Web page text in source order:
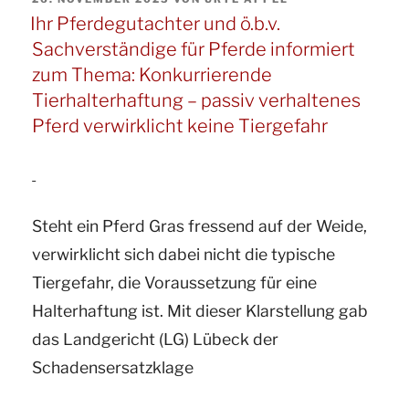
Pferden“
ö.b.v.
Sachverständige
für
Pferde
informiert
die
Tierhalterhaftung,
wenn
ein
Pony
beim
AM
Ihr Pferdegutachter und ö.b.v.
Sachverständige für Pferde informiert
zum Thema: Konkurrierende
Tierhalterhaftung – passiv verhaltenes
Pferd verwirklicht keine Tiergefahr
Steht ein Pferd Gras fressend auf der Weide,
verwirklicht sich dabei nicht die typische
Tiergefahr, die Voraussetzung für eine
Halterhaftung ist. Mit dieser Klarstellung gab
das Landgericht (LG) Lübeck der
Schadensersatzklage